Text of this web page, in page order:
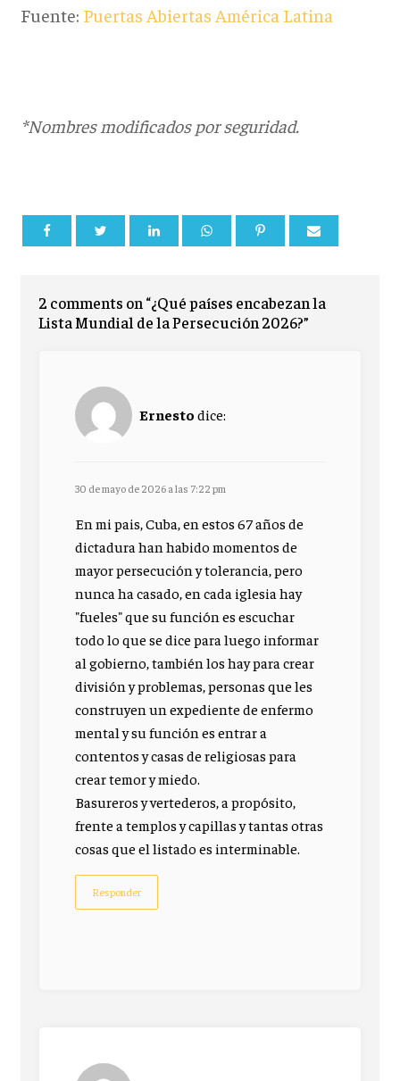
Fuente: Puertas Abiertas América Latina
*Nombres modificados por seguridad.
2 comments on “¿Qué países encabezan la
Lista Mundial de la Persecución 2026?”
Ernestodice:
30 de mayo de 2026 a las 7:22 pm
En mi pais, Cuba, en estos 67 años de
dictadura han habido momentos de
mayor persecución y tolerancia, pero
nunca ha casado, en cada iglesia hay
"fueles" que su función es escuchar
todo lo que se dice para luego informar
al gobierno, también los hay para crear
división y problemas, personas que les
construyen un expediente de enfermo
mental y su función es entrar a
contentos y casas de religiosas para
crear temor y miedo.
Basureros y vertederos, a propósito,
frente a templos y capillas y tantas otras
cosas que el listado es interminable.
Responder